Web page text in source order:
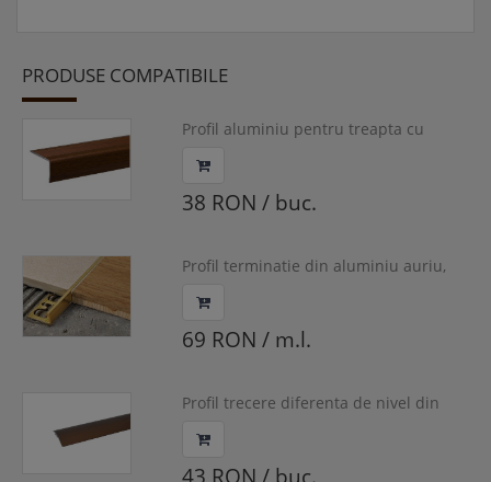
PRODUSE COMPATIBILE
Profil aluminiu pentru treapta cu
38 RON / buc.
Profil terminatie din aluminiu auriu,
69 RON / m.l.
Profil trecere diferenta de nivel din
0.93 m